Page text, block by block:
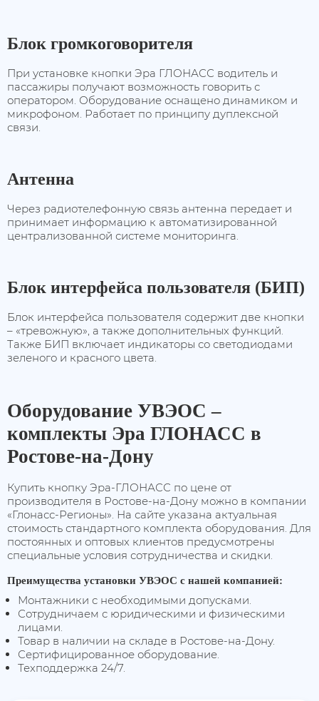
Блок громкоговорителя
При установке кнопки Эра ГЛОНАСС водитель и
пассажиры получают возможность говорить с
оператором. Оборудование оснащено динамиком и
микрофоном. Работает по принципу дуплексной
связи.
Антенна
Через радиотелефонную связь антенна передает и
принимает информацию к автоматизированной
централизованной системе мониторинга.
Блок интерфейса пользователя (БИП)
Блок интерфейса пользователя содержит две кнопки
– «тревожную», а также дополнительных функций.
Также БИП включает индикаторы со светодиодами
зеленого и красного цвета.
Оборудование УВЭОС –
комплекты Эра ГЛОНАСС в
Ростове-на-Дону
Купить кнопку Эра-ГЛОНАСС по цене от
производителя в Ростове-на-Дону можно в компании
«Глонасс-Регионы». На сайте указана актуальная
стоимость стандартного комплекта оборудования. Для
постоянных и оптовых клиентов предусмотрены
специальные условия сотрудничества и скидки.
Преимущества установки УВЭОС с нашей компанией:
Монтажники с необходимыми допусками.
Сотрудничаем с юридическими и физическими
лицами.
Товар в наличии на складе в Ростове-на-Дону.
Сертифицированное оборудование.
Техподдержка 24/7.